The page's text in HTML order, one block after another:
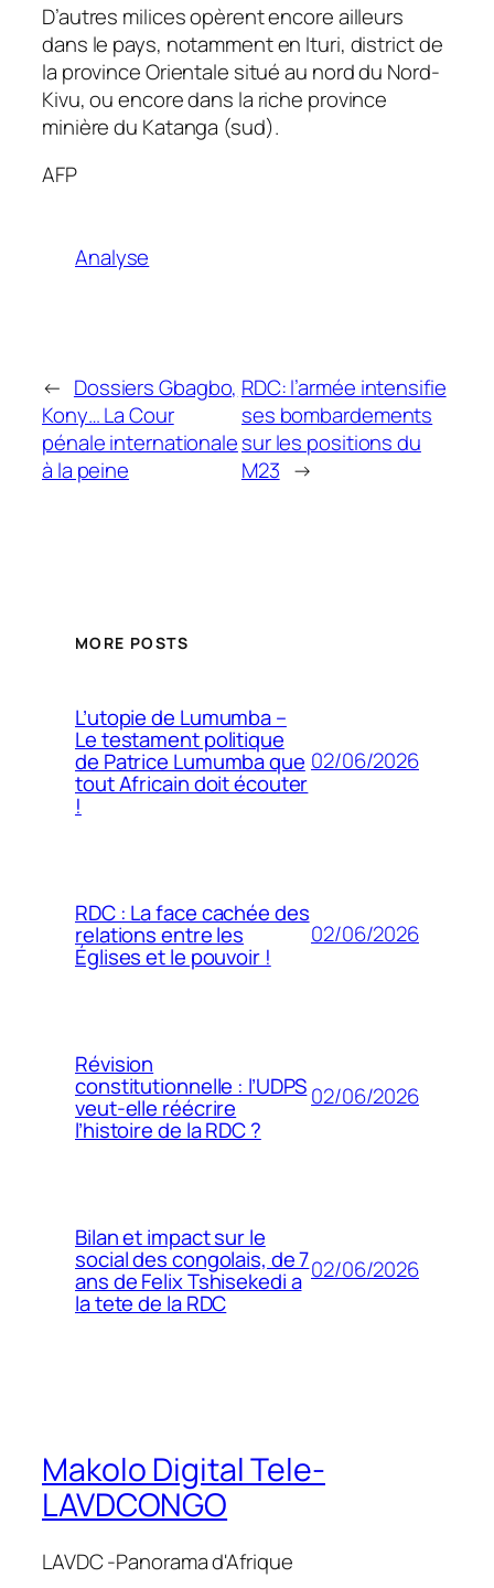
D’autres milices opèrent encore ailleurs
dans le pays, notamment en Ituri, district de
la province Orientale situé au nord du Nord-
Kivu, ou encore dans la riche province
minière du Katanga (sud).
AFP
Analyse
← Dossiers Gbagbo,
Kony… La Cour
pénale internationale
à la peine
RDC: l’armée intensifie
ses bombardements
sur les positions du
M23 →
MORE POSTS
L’utopie de Lumumba –
Le testament politique
de Patrice Lumumba que
tout Africain doit écouter
!
02/06/2026
RDC : La face cachée des
relations entre les
Églises et le pouvoir !
02/06/2026
Révision
constitutionnelle : l’UDPS
veut-elle réécrire
l’histoire de la RDC ?
02/06/2026
Bilan et impact sur le
social des congolais, de 7
ans de Felix Tshisekedi a
la tete de la RDC
02/06/2026
Makolo Digital Tele-
LAVDCONGO
LAVDC -Panorama d'Afrique